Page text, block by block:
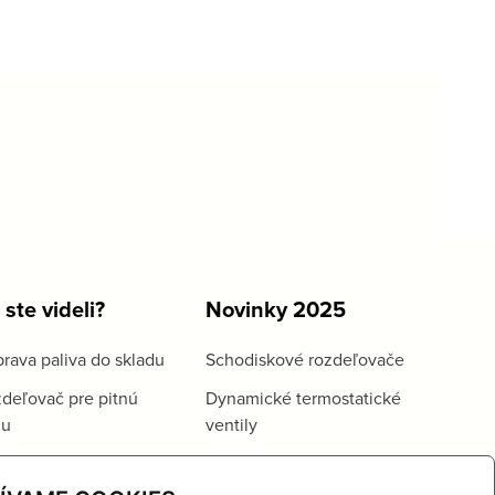
videli?
paliva do skladu
pre pitnú
Novinky 2025
Schodiskové rozdeľovače
Dynamické termostatické
ventily